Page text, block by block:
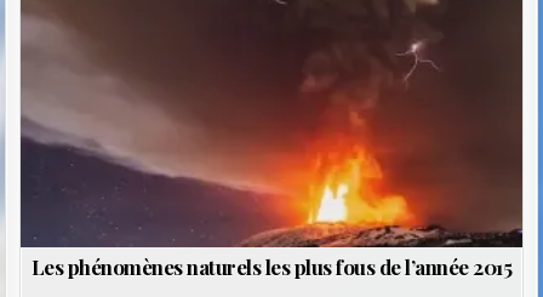
Les phénomènes naturels les plus fous de l’année 2015